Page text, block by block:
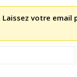
votre email